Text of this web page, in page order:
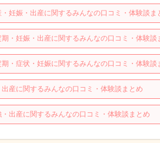
・妊娠・出産に関するみんなの口コミ・体験談ま
期・妊娠・出産に関するみんなの口コミ・体験談
期・症状・妊娠に関するみんなの口コミ・体験談
出産に関するみんなの口コミ・体験談まとめ
・出産に関するみんなの口コミ・体験談まとめ